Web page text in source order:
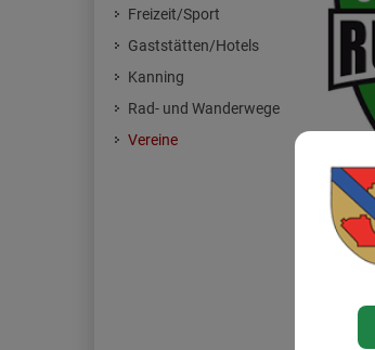
Freizeit/Sport
Gaststätten/Hotels
Kanning
Rad- und Wanderwege
Vereine